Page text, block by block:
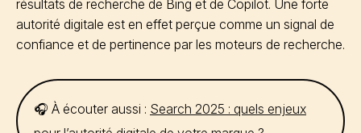
résultats de recherche de Bing et de Copilot. Une forte
autorité digitale est en effet perçue comme un signal de
confiance et de pertinence par les moteurs de recherche.
🎧 À écouter aussi : Search 2025 : quels enjeux